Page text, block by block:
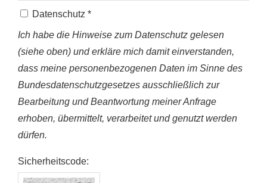
Datenschutz *
Ich habe die Hinweise zum Datenschutz gelesen
(siehe oben) und erkläre mich damit einverstanden,
dass meine personenbezogenen Daten im Sinne des
Bundesdatenschutzgesetzes ausschließlich zur
Bearbeitung und Beantwortung meiner Anfrage
erhoben, übermittelt, verarbeitet und genutzt werden
dürfen.
Sicherheitscode: